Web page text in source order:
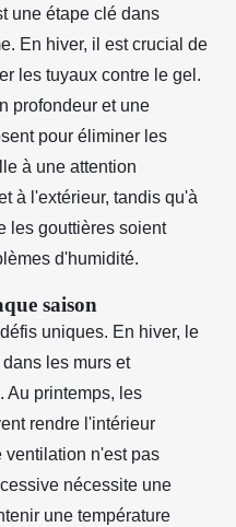
une étape clé dans
En hiver, il est crucial de
les tuyaux contre le gel.
profondeur et une
pour éliminer les
à une attention
à l'extérieur, tandis qu'à
les gouttières soient
d'humidité.
saison
uniques. En hiver, le
les murs et
Au printemps, les
rendre l'intérieur
ventilation n'est pas
nécessite une
une température